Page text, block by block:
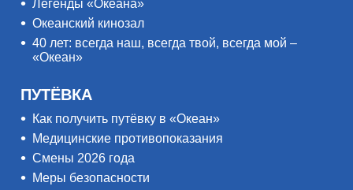
Легенды «Океана»
Океанский кинозал
40 лет: всегда наш, всегда твой, всегда мой –
«Океан»
ПУТЁВКА
Как получить путёвку в «Океан»
Медицинские противопоказания
Смены 2026 года
Меры безопасности